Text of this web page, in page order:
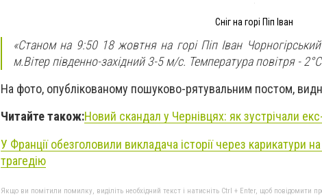
Сніг на горі Піп Іван
«Станом на 9:50 18 жовтня на горі Піп Іван
м.Вітер південно-західний 3-5 м/с. Температура повітря -
На фото, опублікованому пошуково-рятувальним постом,
Читайте також:Новий скандал у Чернівцях: як зустрічали
У Франції обезголовили викладача історії через
трагедію
Якщо ви помітили помилку, виділіть необхідний текст і натисніть Ctrl + Enter, щоб повідомити